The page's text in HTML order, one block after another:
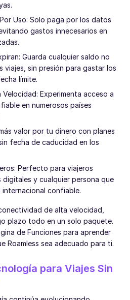
Uso: Solo paga por los datos
gastos innecesarios en
Guarda cualquier saldo no
sin presión para gastar los
límite.
Experimenta acceso a
en numerosos países
valor por tu dinero con planes
fecha de caducidad en los
Perfecto para viajeros
digitales y cualquier persona que
confiable.
de alta velocidad,
plazo todo en un solo paquete.
de Funciones para aprender
Roamless sea adecuado para ti.
para Viajes Sin